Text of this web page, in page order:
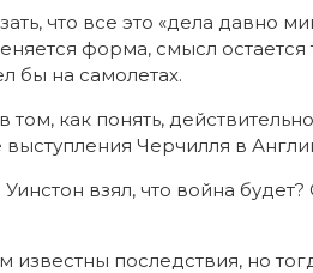
что все это «дела давно
форма, смысл
бы на самолетах.
том, как понять,
Черчилля в
взял, что война
известны последствия, но